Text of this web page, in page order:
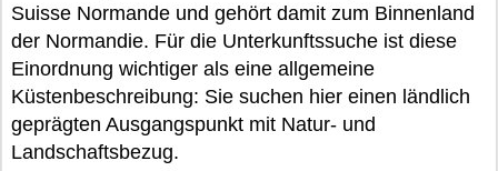
Suisse Normande und gehört damit zum Binnenland
der Normandie. Für die Unterkunftssuche ist diese
Einordnung wichtiger als eine allgemeine
Küstenbeschreibung: Sie suchen hier einen ländlich
geprägten Ausgangspunkt mit Natur- und
Landschaftsbezug.